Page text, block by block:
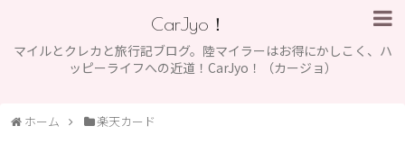
CarJyo！
マイルとクレカと旅行記ブログ。陸マイラーはお得にかしこく、ハ
ッピーライフへの近道！CarJyo！（カージョ）
ホーム 楽天カード